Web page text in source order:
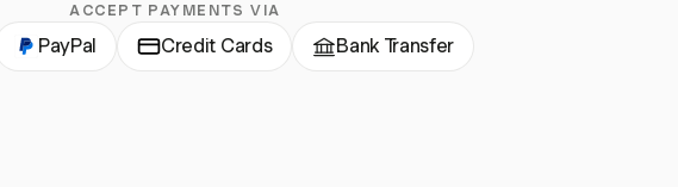
ACCEPT PAYMENTS VIA
PayPal Credit Cards Bank Transfer